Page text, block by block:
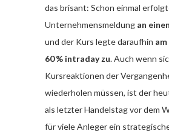
das brisant: Schon einmal
Unternehmensmeldung an
und der Kurs legte daraufhin
60 % intraday zu. Auch wenn
Kursreaktionen der
wiederholen müssen, ist der
als letzter Handelstag vor dem
für viele Anleger ein